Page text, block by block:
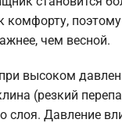
комфорту,
чем весной.
высоком
(резкий
слоя. Давление